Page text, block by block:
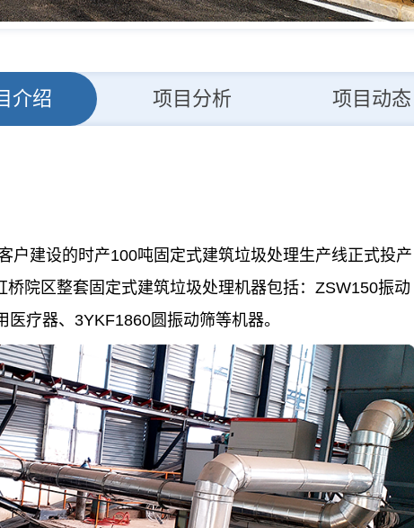
介绍 项目分析 项目动态
建设的时产100吨固定式建筑垃圾处理生产线正式投产
院区整套固定式建筑垃圾处理机器包括：ZSW150振动
疗器、3YKF1860圆振动筛等机器。